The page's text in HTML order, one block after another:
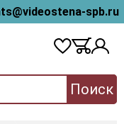
spb.ru
Поиск